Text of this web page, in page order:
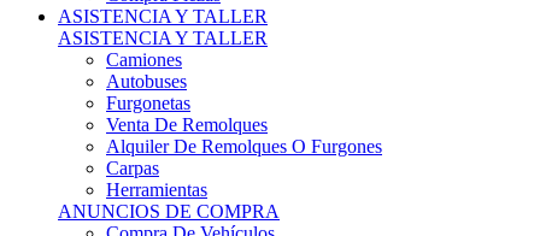
ASISTENCIA Y TALLER
Camiones
Autobuses
Furgonetas
Venta De Remolques
Alquiler De Remolques O Furgones
Carpas
Herramientas
ANUNCIOS DE COMPRA
Compra De Vehículos
Compra De Herramientas